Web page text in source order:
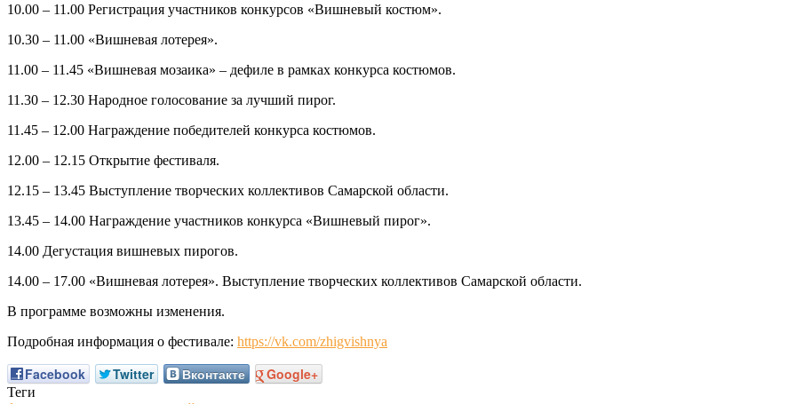
10.00 – 11.00 Регистрация участников конкурсов «Вишневый костюм».
10.30 – 11.00 «Вишневая лотерея».
11.00 – 11.45 «Вишневая мозаика» – дефиле в рамках конкурса костюмов.
11.30 – 12.30 Народное голосование за лучший пирог.
11.45 – 12.00 Награждение победителей конкурса костюмов.
12.00 – 12.15 Открытие фестиваля.
12.15 – 13.45 Выступление творческих коллективов Самарской области.
13.45 – 14.00 Награждение участников конкурса «Вишневый пирог».
14.00 Дегустация вишневых пирогов.
14.00 – 17.00 «Вишневая лотерея». Выступление творческих коллективов Самарской области.
В программе возможны изменения.
Подробная информация о фестивале: https://vk.com/zhigvishnya
Facebook Twitter Вконтакте Google+
Теги